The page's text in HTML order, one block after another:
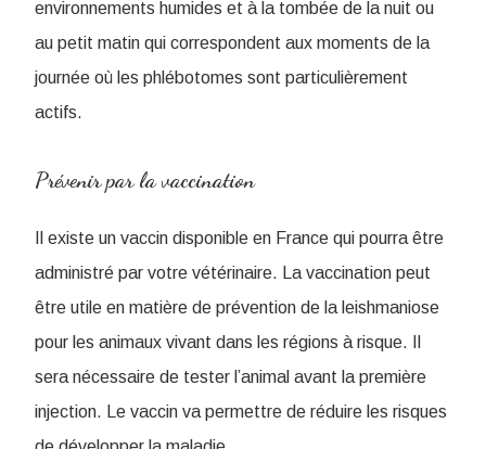
environnements humides et à la tombée de la nuit ou
au petit matin qui correspondent aux moments de la
journée où les phlébotomes sont particulièrement
actifs.
Prévenir par la vaccination
Il existe un vaccin disponible en France qui pourra être
administré par votre vétérinaire. La vaccination peut
être utile en matière de prévention de la leishmaniose
pour les animaux vivant dans les régions à risque. Il
sera nécessaire de tester l’animal avant la première
injection. Le vaccin va permettre de réduire les risques